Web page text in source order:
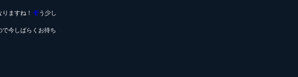
ますね！ モう少し
で今しばらくお待ち